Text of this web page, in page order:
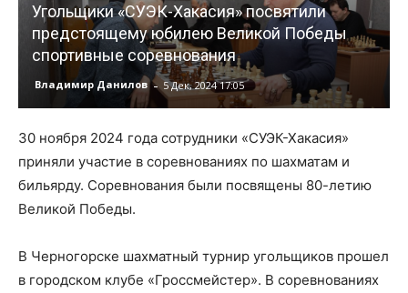
Угольщики «СУЭК-Хакасия» посвятили
предстоящему юбилею Великой Победы
спортивные соревнования
Владимир Данилов - 5 Дек, 2024 17:05
30 ноября 2024 года сотрудники «СУЭК-Хакасия»
приняли участие в соревнованиях по шахматам и
бильярду. Соревнования были посвящены 80-летию
Великой Победы.
В Черногорске шахматный турнир угольщиков прошел
в городском клубе «Гроссмейстер». В соревнованиях